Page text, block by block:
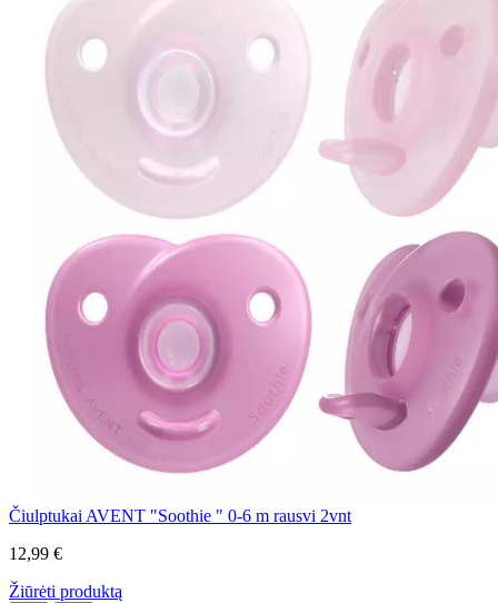
Čiulptukai AVENT "Soothie " 0-6 m rausvi 2vnt
12,99 €
Žiūrėti produktą